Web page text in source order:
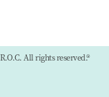
All rights reserved.®